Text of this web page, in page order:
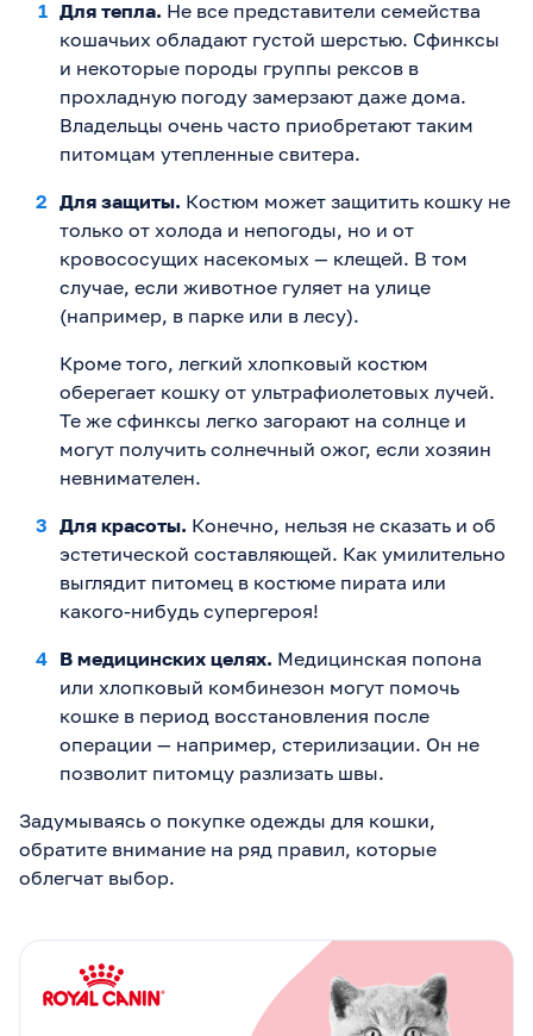
Для тепла. Не все представители семейства
кошачьих обладают густой шерстью. Сфинксы
и некоторые породы группы рексов в
прохладную погоду замерзают даже дома.
Владельцы очень часто приобретают таким
питомцам утепленные свитера.
Для защиты. Костюм может защитить кошку не
только от холода и непогоды, но и от
кровососущих насекомых — клещей. В том
случае, если животное гуляет на улице
(например, в парке или в лесу).
Кроме того, легкий хлопковый костюм
оберегает кошку от ультрафиолетовых лучей.
Те же сфинксы легко загорают на солнце и
могут получить солнечный ожог, если хозяин
невнимателен.
Для красоты. Конечно, нельзя не сказать и об
эстетической составляющей. Как умилительно
выглядит питомец в костюме пирата или
какого-нибудь супергероя!
В медицинских целях. Медицинская попона
или хлопковый комбинезон могут помочь
кошке в период восстановления после
операции — например, стерилизации. Он не
позволит питомцу разлизать швы.
Задумываясь о покупке одежды для кошки,
обратите внимание на ряд правил, которые
облегчат выбор.